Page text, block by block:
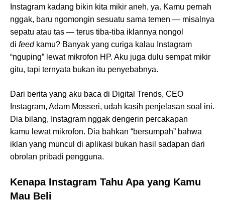
Instagram kadang bikin kita mikir aneh, ya. Kamu pernah
nggak, baru ngomongin sesuatu sama temen — misalnya
sepatu atau tas — terus tiba-tiba iklannya nongol
di feed kamu? Banyak yang curiga kalau Instagram
“nguping” lewat mikrofon HP. Aku juga dulu sempat mikir
gitu, tapi ternyata bukan itu penyebabnya.
Dari berita yang aku baca di Digital Trends, CEO
Instagram, Adam Mosseri, udah kasih penjelasan soal ini.
Dia bilang, Instagram nggak dengerin percakapan
kamu lewat mikrofon. Dia bahkan “bersumpah” bahwa
iklan yang muncul di aplikasi bukan hasil sadapan dari
obrolan pribadi pengguna.
Kenapa Instagram Tahu Apa yang Kamu
Mau Beli